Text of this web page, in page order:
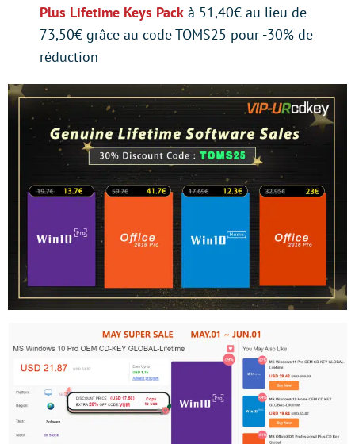
Plus Lifetime Keys Pack à 51,40€ au lieu de
73,50€ grâce au code TOMS25 pour -30% de
réduction